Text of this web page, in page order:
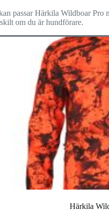
passar Härkila Wildboar Pro
om du är hundförare.
Härkila